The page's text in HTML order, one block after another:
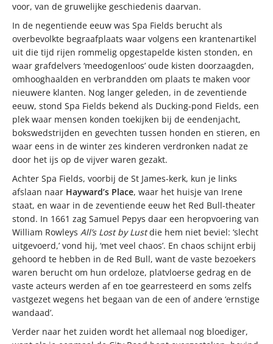
voor, van de gruwelijke geschiedenis daarvan.
In de negentiende eeuw was Spa Fields berucht als
overbevolkte begraafplaats waar volgens een krantenartikel
uit die tijd rijen rommelig opgestapelde kisten stonden, en
waar grafdelvers ‘meedogenloos’ oude kisten doorzaagden,
omhooghaalden en verbrandden om plaats te maken voor
nieuwere klanten. Nog langer geleden, in de zeventiende
eeuw, stond Spa Fields bekend als Ducking-pond Fields, een
plek waar mensen konden toekijken bij de eendenjacht,
bokswedstrijden en gevechten tussen honden en stieren, en
waar eens in de winter zes kinderen verdronken nadat ze
door het ijs op de vijver waren gezakt.
Achter Spa Fields, voorbij de St James-kerk, kun je links
afslaan naar Hayward’s Place, waar het huisje van Irene
staat, en waar in de zeventiende eeuw het Red Bull-theater
stond. In 1661 zag Samuel Pepys daar een heropvoering van
William Rowleys All’s Lost by Lustdie hem niet beviel: ‘slecht
uitgevoerd,’ vond hij, ‘met veel chaos’. En chaos schijnt erbij
gehoord te hebben in de Red Bull, want de vaste bezoekers
waren berucht om hun ordeloze, platvloerse gedrag en de
vaste acteurs werden af en toe gearresteerd en soms zelfs
vastgezet wegens het begaan van de een of andere ‘ernstige
wandaad’.
Verder naar het zuiden wordt het allemaal nog bloediger,